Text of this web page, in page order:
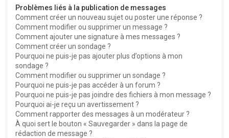
Problèmes liés à la publication de messages
Comment créer un nouveau sujet ou poster une réponse ?
Comment modifier ou supprimer un message ?
Comment ajouter une signature à mes messages ?
Comment créer un sondage ?
Pourquoi ne puis-je pas ajouter plus d’options à mon
sondage ?
Comment modifier ou supprimer un sondage ?
Pourquoi ne puis-je pas accéder à un forum ?
Pourquoi ne puis-je pas joindre des fichiers à mon message ?
Pourquoi ai-je reçu un avertissement ?
Comment rapporter des messages à un modérateur ?
À quoi sert le bouton « Sauvegarder » dans la page de
rédaction de message ?